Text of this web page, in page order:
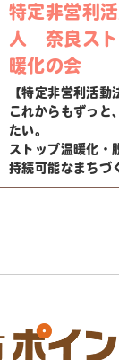
特定非営利
人 奈良スト
暖化の会
【特定非営利活動
これからもずっと
たい。
ストップ温暖化・
持続可能なまちづ